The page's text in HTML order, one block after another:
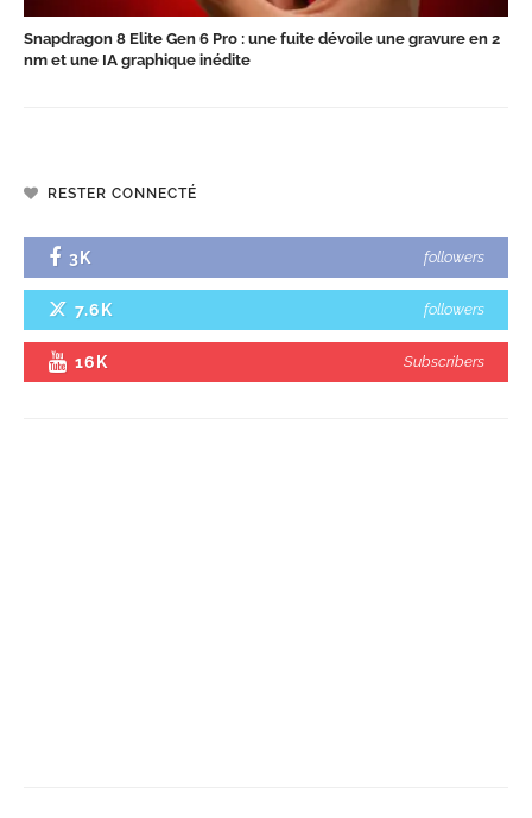
Snapdragon 8 Elite Gen 6 Pro : une fuite dévoile une gravure en 2
nm et une IA graphique inédite
RESTER CONNECTÉ
3K followers
7.6K followers
16K Subscribers